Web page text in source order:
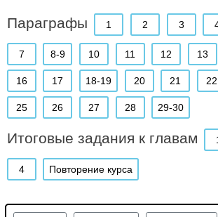
Параграфы 1 2 3
7 8-9 10 11 12 13
16 17 18-19 20 21 22
25 26 27 28 29-30
Итоговые задания к главам
4 Повторение курса